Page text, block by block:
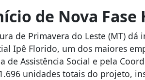
de Nova
de Primavera do Leste (MT)
Ipê Florido, um dos maiores
de Assistência Social e pela
unidades totais do projeto,